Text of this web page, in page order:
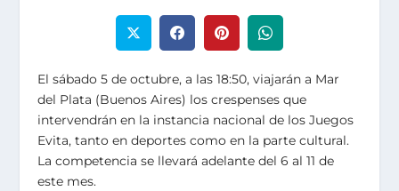
El sábado 5 de octubre, a las 18:50, viajarán a Mar
del Plata (Buenos Aires) los crespenses que
intervendrán en la instancia nacional de los Juegos
Evita, tanto en deportes como en la parte cultural.
La competencia se llevará adelante del 6 al 11 de
este mes.